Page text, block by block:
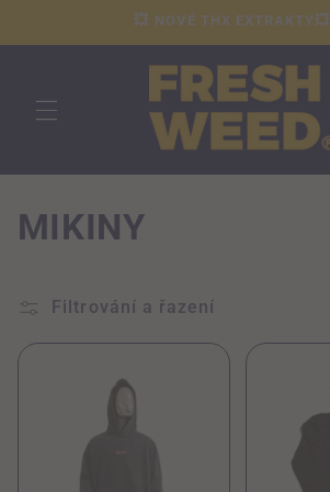
💥 NOVÉ THX EXTRAKTY💥
K
l
e
MIKINY
Filtrování a řazení